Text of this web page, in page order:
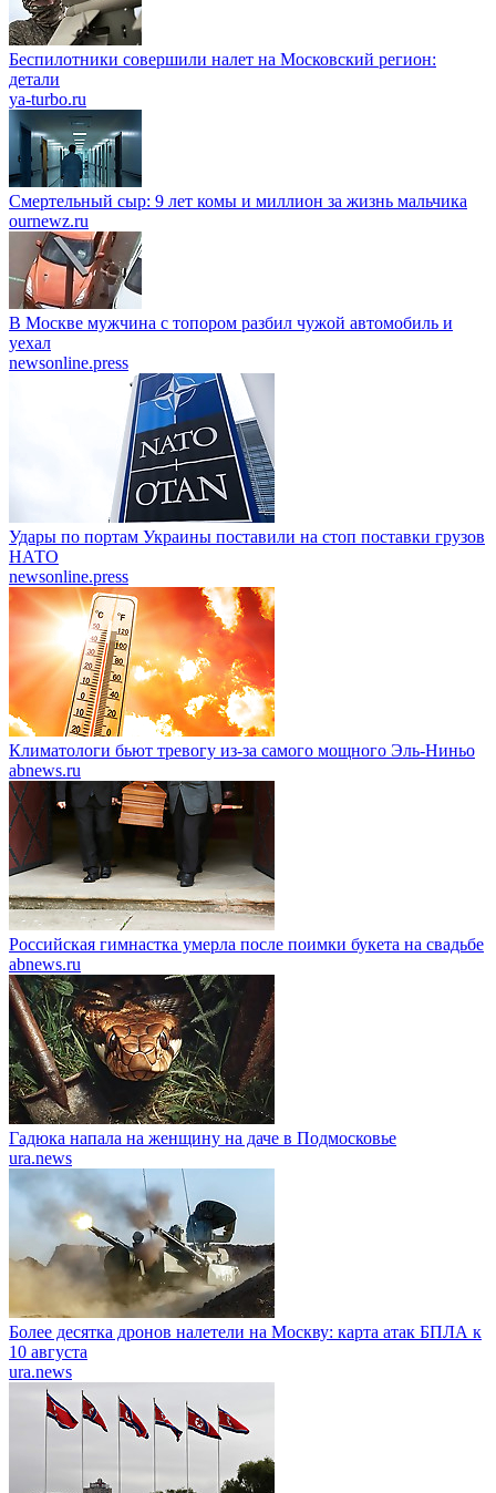
Беспилотники совершили налет на Московский регион:
детали
ya-turbo.ru
Смертельный сыр: 9 лет комы и миллион за жизнь мальчика
ournewz.ru
В Москве мужчина с топором разбил чужой автомобиль и
уехал
newsonline.press
Удары по портам Украины поставили на стоп поставки грузов
НАТО
newsonline.press
Климатологи бьют тревогу из-за самого мощного Эль-Ниньо
abnews.ru
Российская гимнастка умерла после поимки букета на свадьбе
abnews.ru
Гадюка напала на женщину на даче в Подмосковье
ura.news
Более десятка дронов налетели на Москву: карта атак БПЛА к
10 августа
ura.news